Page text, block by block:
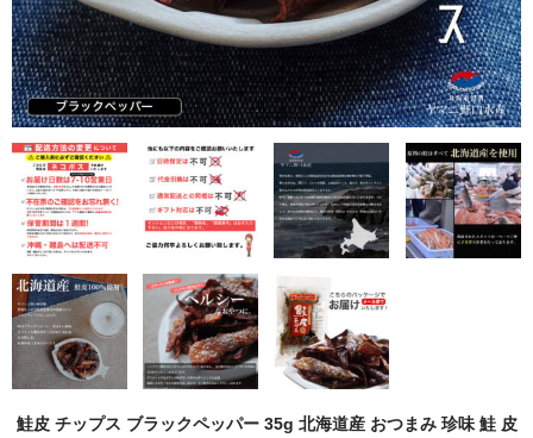
鮭皮 チップス ブラックペッパー 35g 北海道産 おつまみ 珍味 鮭 皮